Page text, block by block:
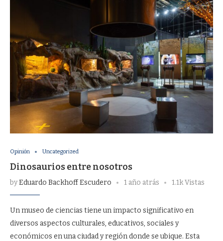
Opinión Uncategorized
Dinosaurios entre nosotros
byEduardo Backhoff Escudero 1 año atrás 1.1k Vistas
Un museo de ciencias tiene un impacto significativo en
diversos aspectos culturales, educativos, sociales y
económicos en una ciudad y región donde se ubique. Esta